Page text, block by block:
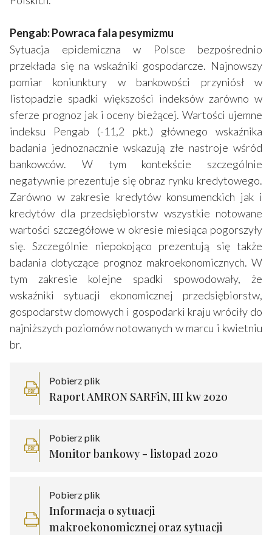
Pengab: Powraca fala pesymizmu
Sytuacja epidemiczna w Polsce bezpośrednio
przekłada się na wskaźniki gospodarcze. Najnowszy
pomiar koniunktury w bankowości przyniósł w
listopadzie spadki większości indeksów zarówno w
sferze prognoz jak i oceny bieżącej. Wartości ujemne
indeksu Pengab (-11,2 pkt.) głównego wskaźnika
badania jednoznacznie wskazują złe nastroje wśród
bankowców. W tym kontekście szczególnie
negatywnie prezentuje się obraz rynku kredytowego.
Zarówno w zakresie kredytów konsumenckich jak i
kredytów dla przedsiębiorstw wszystkie notowane
wartości szczegółowe w okresie miesiąca pogorszyły
się. Szczególnie niepokojąco prezentują się także
badania dotyczące prognoz makroekonomicznych. W
tym zakresie kolejne spadki spowodowały, że
wskaźniki sytuacji ekonomicznej przedsiębiorstw,
gospodarstw domowych i gospodarki kraju wróciły do
najniższych poziomów notowanych w marcu i kwietniu
br.
Pobierz plik
Raport AMRON SARFiN, III kw 2020
Pobierz plik
Monitor bankowy - listopad 2020
Pobierz plik
Informacja o sytuacji
makroekonomicznej oraz sytuacji